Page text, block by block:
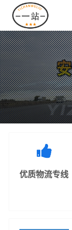
优质物流专线